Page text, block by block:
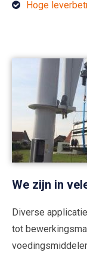
Hoge
We zijn in
Diverse
tot